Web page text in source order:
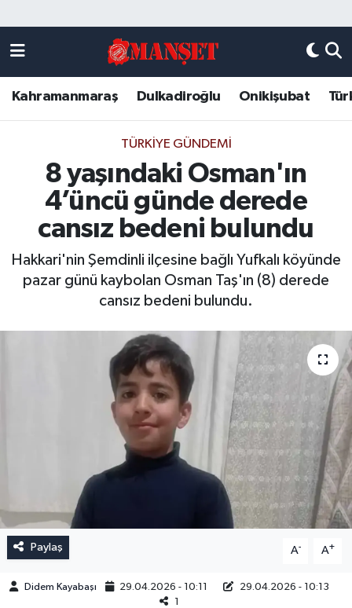
Kahramanmaraş Dulkadiroğlu Onikişubat
TÜRKIYE GÜNDEMI
8 yaşındaki Osman'ın
4’üncü günde derede
cansız bedeni bulundu
Hakkari'nin Şemdinli ilçesine bağlı Yufkalı köyünde
pazar günü kaybolan Osman Taş'ın (8) derede
cansız bedeni bulundu.
Paylaş A- A+
Didem Kayabaşı 29.04.2026 - 10:11
29.04.2026 - 10:13
1
DULKADİROĞLU
KAHRAMANMARAŞ
ONİKİŞUBAT
ÖZEL HABER
Künye
Kahramanmaraş Nöbetçi Eczaneler
Kahramanmaraş Hava Durumu
Kahramanmaraş Trafik Yoğunluk Haritası
Süper Lig Puan Durumu ve Fikstür
Tüm Manşetler
Son Dakika Haberleri
Haber Arşivi